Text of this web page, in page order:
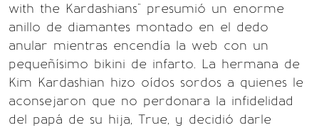
with the Kardashians" presumió un enorme
anillo de diamantes montado en el dedo
anular mientras encendía la web con un
pequeñísimo bikini de infarto. La hermana de
Kim Kardashian hizo oídos sordos a quienes le
aconsejaron que no perdonara la infidelidad
del papá de su hija, True, y decidió darle